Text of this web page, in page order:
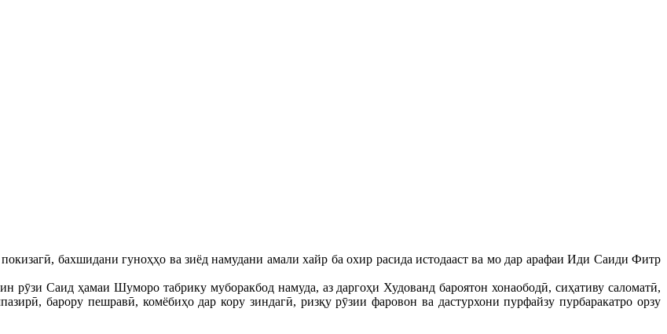
бахшидани гуноҳҳо ва зиёд намудани амали хайр ба охир расида истодааст ва мо дар арафаи Иди Саиди Фитр
Саид ҳамаи Шуморо табрику муборакбод намуда, аз даргоҳи Худованд бароятон хонаободӣ, сиҳативу саломатӣ,
барору пешравӣ, комёбиҳо дар кору зиндагӣ, ризқу рӯзии фаровон ва дастурхони пурфайзу пурбаракатро орзу